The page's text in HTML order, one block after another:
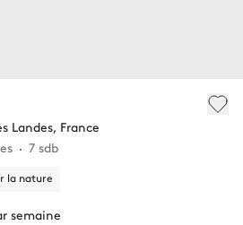
Landes, France
7 sdb
la nature
semaine